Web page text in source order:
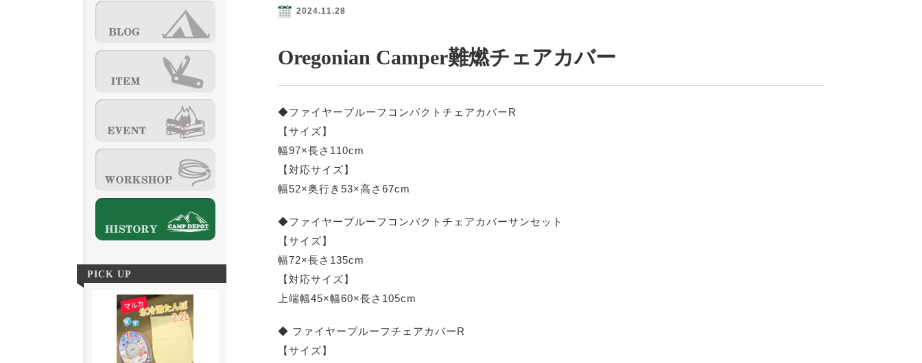
2024.11.28
Oregonian Camper難燃チェアカバー
◆ファイヤープルーフコンパクトチェアカバーR
【サイズ】
幅97×長さ110cm
【対応サイズ】
幅52×奥行き53×高さ67cm
◆ファイヤープルーフコンパクトチェアカバーサンセット
【サイズ】
幅72×長さ135cm
【対応サイズ】
上端幅45×幅60×長さ105cm
◆ ファイヤープルーフチェアカバーR
【サイズ】
PICK UP